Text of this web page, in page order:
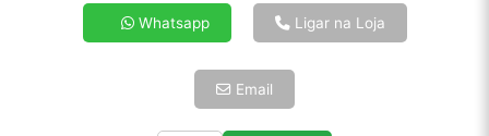
4x de R$ 13,85
5x de R$ 11,23
Whatsapp Ligar na Loja
Email